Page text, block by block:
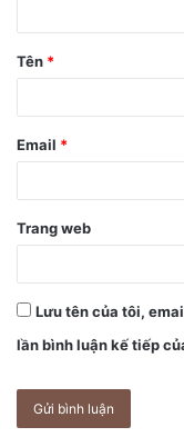
theo dõi thông
sóng của nhà mạng
đáng trông chờ ở
mắt cùng iPhone
AirTags có phù hợp
sắp tới hay không?
Tên *
Email *
Trang web
Lưu tên của tôi,
lần bình luận kế tiếp